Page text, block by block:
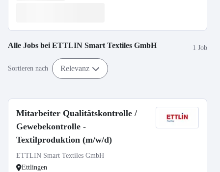
Alle Jobs bei ETTLIN Smart Textiles GmbH 1 Job
Sortieren nach Relevanz
Mitarbeiter Qualitätskontrolle /
Gewebekontrolle -
Textilproduktion (m/w/d)
ETTLIN Smart Textiles GmbH
Ettlingen